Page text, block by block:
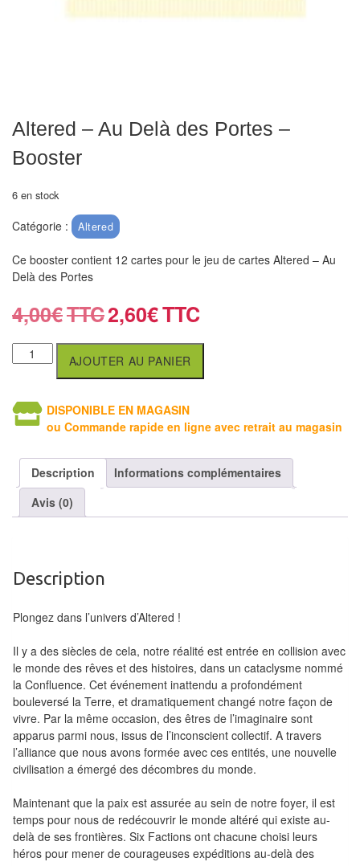
aveugles
Logiciels
en
anglais
en
Tables
Accessoires
de
société
cartes
à
Collectionner
Les
Classiques
Pour
les
enfants
Pour
la
famille
Altered – Au Delà des Portes –
Booster
6 en stock
Catégorie : Altered
Ce booster contient 12 cartes pour le jeu de cartes Altered – Au
Delà des Portes
4,00€ 2,60€
AJOUTER AU PANIER
DISPONIBLE EN MAGASIN
ou Commande rapide en ligne avec retrait au magasin
Description
Informations complémentaires
Avis (0)
Description
Plongez dans l’univers d’Altered !
Il y a des siècles de cela, notre réalité est entrée en collision avec
le monde des rêves et des histoires, dans un cataclysme nommé
la Confluence. Cet événement inattendu a profondément
bouleversé la Terre, et dramatiquement changé notre façon de
vivre. Par la même occasion, des êtres de l’imaginaire sont
apparus parmi nous, issus de l’inconscient collectif. A travers
l’alliance que nous avons formée avec ces entités, une nouvelle
civilisation a émergé des décombres du monde.
Maintenant que la paix est assurée au sein de notre foyer, il est
temps pour nous de redécouvrir le monde altéré qui existe au-
delà de ses frontières. Six Factions ont chacune choisi leurs
héros pour mener de courageuses expéditions au-delà des